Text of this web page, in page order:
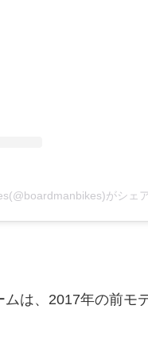
がシェ
は、2017年の前モ